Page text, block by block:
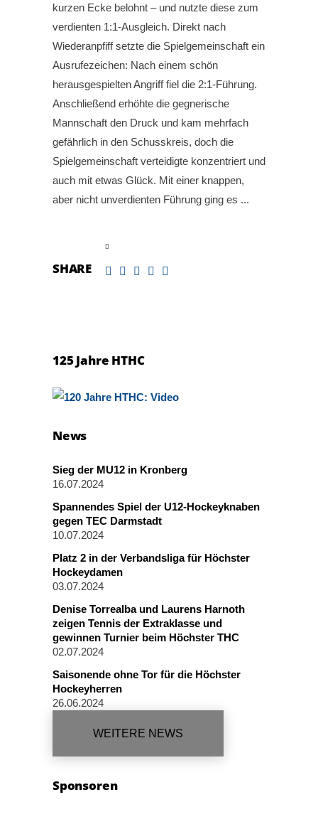
kurzen Ecke belohnt – und nutzte diese zum
verdienten 1:1-Ausgleich. Direkt nach
Wiederanpfiff setzte die Spielgemeinschaft ein
Ausrufezeichen: Nach einem schön
herausgespielten Angriff fiel die 2:1-Führung.
Anschließend erhöhte die gegnerische
Mannschaft den Druck und kam mehrfach
gefährlich in den Schusskreis, doch die
Spielgemeinschaft verteidigte konzentriert und
auch mit etwas Glück. Mit einer knappen,
aber nicht unverdienten Führung ging es
SHARE
125 Jahre HTHC
News
Sieg der MU12 in Kronberg
16.07.2024
Spannendes Spiel der U12-Hockeyknaben
gegen TEC Darmstadt
10.07.2024
Platz 2 in der Verbandsliga für Höchster
Hockeydamen
03.07.2024
Denise Torrealba und Laurens Harnoth
zeigen Tennis der Extraklasse und
gewinnen Turnier beim Höchster THC
02.07.2024
Saisonende ohne Tor für die Höchster
Hockeyherren
26.06.2024
WEITERE NEWS
Sponsoren